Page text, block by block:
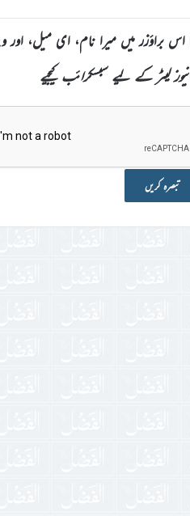
اس براؤزر میں میرا نام، ای میل،
نیوز لیٹر کے لیے سبسکرائب کیجیے